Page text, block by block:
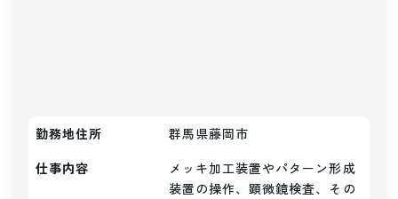
勤務地住所
群馬県藤岡市
仕事内容
メッキ加工装置やパターン形成
装置の操作、顕微鏡検査、その